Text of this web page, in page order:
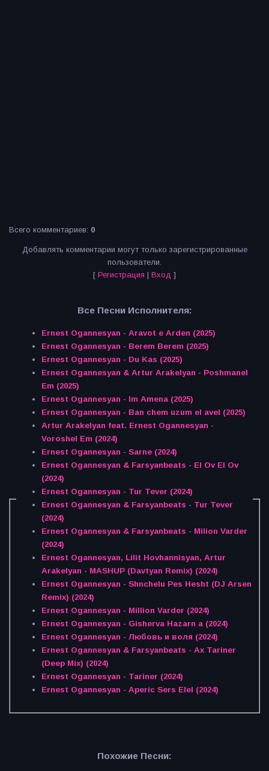
Всего комментариев: 0
Добавлять комментарии могут только зарегистрированные
пользователи.
[ Регистрация | Вход ]
Все Песни Исполнителя:
Ernest Ogannesyan - Aravot e Arden (2025)
Ernest Ogannesyan - Berem Berem (2025)
Ernest Ogannesyan - Du Kas (2025)
Ernest Ogannesyan & Artur Arakelyan - Poshmanel
Em (2025)
Ernest Ogannesyan - Im Amena (2025)
Ernest Ogannesyan - Ban chem uzum el avel (2025)
Artur Arakelyan feat. Ernest Ogannesyan -
Voroshel Em (2024)
Ernest Ogannesyan - Sarne (2024)
Ernest Ogannesyan & Farsyanbeats - El Ov El Ov
(2024)
Ernest Ogannesyan - Tur Tever (2024)
Ernest Ogannesyan & Farsyanbeats - Tur Tever
(2024)
Ernest Ogannesyan & Farsyanbeats - Milion Varder
(2024)
Ernest Ogannesyan, Lilit Hovhannisyan, Artur
Arakelyan - MASHUP (Davtyan Remix) (2024)
Ernest Ogannesyan - Shnchelu Pes Hesht (DJ Arsen
Remix) (2024)
Ernest Ogannesyan - Million Varder (2024)
Ernest Ogannesyan - Gisherva Hazarn a (2024)
Ernest Ogannesyan - Любовь и воля (2024)
Ernest Ogannesyan & Farsyanbeats - Ax Tariner
(Deep Mix) (2024)
Ernest Ogannesyan - Tariner (2024)
Ernest Ogannesyan - Aperic Sers Elel (2024)
Похожие Песни: